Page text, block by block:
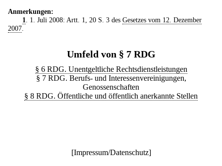
Anmerkungen:
1
. 1. Juli 2008: Artt. 1, 20 S. 3 des Gesetzes vom 12. Dezember
2007
Umfeld von § 7 RDG
§ 6 RDG. Unentgeltliche Rechtsdienstleistungen
§ 7 RDG. Berufs- und Interessenvereinigungen,
Genossenschaften
§ 8 RDG. Öffentliche und öffentlich anerkannte Stellen
[Impressum/Datenschutz]